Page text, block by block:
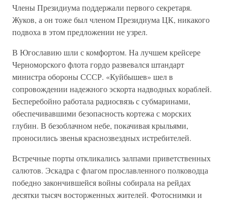
Члены Президиума поддержали первого секретаря.
Жуков, а он тоже был членом Президиума ЦК, никакого
подвоха в этом предложении не узрел.
В Югославию шли с комфортом. На лучшем крейсере
Черноморского флота гордо развевался штандарт
министра обороны СССР. «Куйбышев» шел в
сопровождении надежного эскорта надводных кораблей.
Бесперебойно работала радиосвязь с субмаринами,
обеспечивавшими безопасность кортежа с морских
глубин. В безоблачном небе, покачивая крыльями,
проносились звенья краснозвездных истребителей.
Встречные порты откликались залпами приветственных
салютов. Эскадра с флагом прославленного полководца
победно закончившейся войны собирала на рейдах
десятки тысяч восторженных жителей. Фотоснимки и